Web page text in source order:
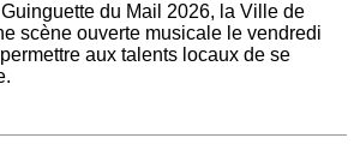
du Mail 2026, la Ville de
scène ouverte musicale le vendredi
aux talents locaux de se